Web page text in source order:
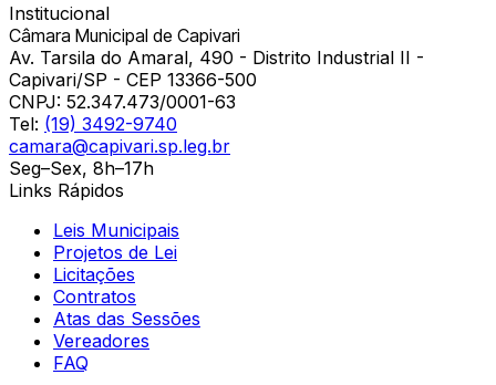
Institucional
Câmara Municipal de Capivari
Av. Tarsila do Amaral, 490 - Distrito Industrial II -
Capivari/SP - CEP 13366-500
CNPJ: 52.347.473/0001-63
Tel: (19) 3492-9740
camara@capivari.sp.leg.br
Seg–Sex, 8h–17h
Links Rápidos
Leis Municipais
Projetos de Lei
Licitações
Contratos
Atas das Sessões
Vereadores
FAQ